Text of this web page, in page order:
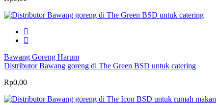
Bawang Goreng Harum
Distributor Bawang goreng di The Green BSD untuk catering
Rp0,00